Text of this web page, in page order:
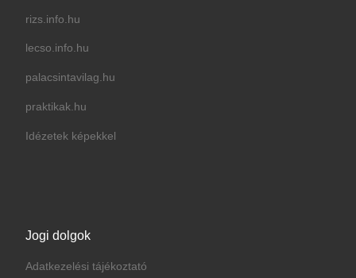
rizs.info.hu
lecso.info.hu
palacsintavilag.hu
praktikak.hu
Idézetek képekkel
Jogi dolgok
Adatkezelési tájékoztató